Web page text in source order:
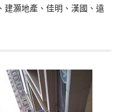
建灝地產、佳明、漢國、遠